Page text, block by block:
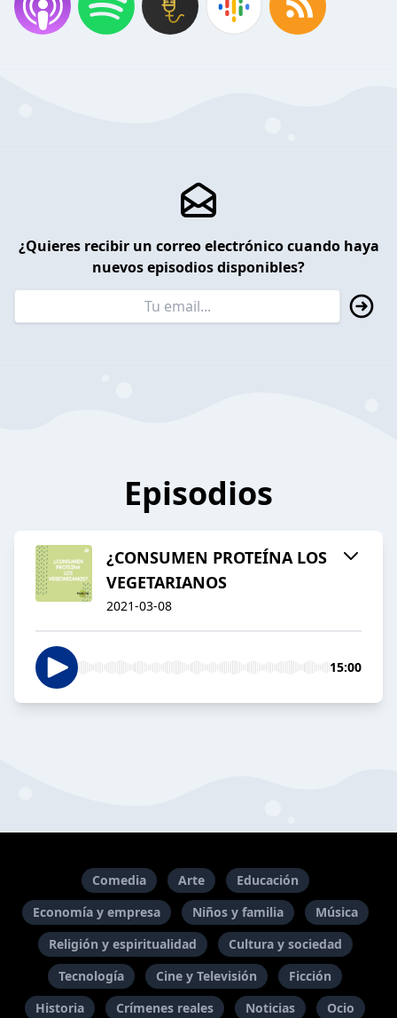
¿Quieres recibir un correo electrónico cuando haya
nuevos episodios disponibles?
Episodios
¿CONSUMEN PROTEÍNA LOS
VEGETARIANOS
2021-03-08
15:00
Comedia Arte
Educación
Economía y empresa
Niños y familia
Música
Religión y espiritualidad
Cultura y sociedad
Tecnología
Cine y Televisión
Ficción
Historia
Crímenes reales Noticias Ocio